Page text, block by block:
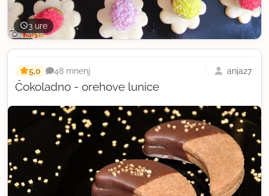
3 ure
Čokoladno - orehove lunice
5,0 48 mnenj anja27